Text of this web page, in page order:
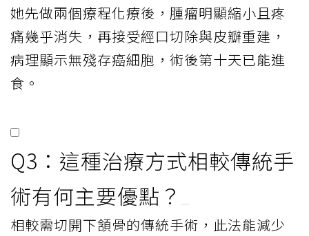
她先做兩個療程化療後，腫瘤明顯縮小且疼
痛幾乎消失，再接受經口切除與皮瓣重建，
病理顯示無殘存癌細胞，術後第十天已能進
食。
Q3：這種治療方式相較傳統手
術有何主要優點？
相較需切開下頷骨的傳統手術，此法能減少